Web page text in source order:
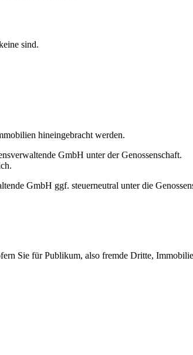
sind.
hineingebracht werden.
GmbH unter der Genossenschaft.
GmbH ggf. steuerneutral unter die
Sie für Publikum, also fremde Dritte,